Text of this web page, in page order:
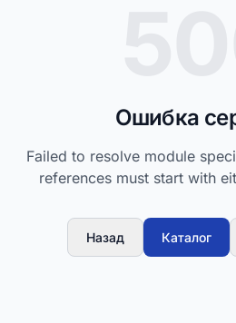
Ошибка
Failed to resolve module
references must start with
Назад Каталог